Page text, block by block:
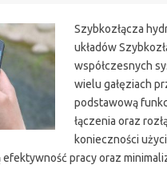
Szybkozłącza
układów
współczesnych
wielu gałęziach
podstawową
łączenia oraz
konieczności
efektywność pracy oraz